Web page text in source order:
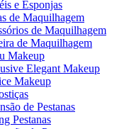
e Esponjas
de Maquilhagem
de Maquilhagem
de Maquilhagem
Makeup
Elegant Makeup
Makeup
de Pestanas
Pestanas